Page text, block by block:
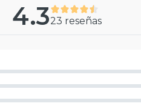
4.323 reseñas